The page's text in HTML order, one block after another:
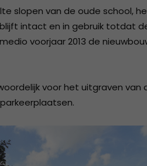
slopen van de oude school,
intact en in gebruik totdat
voorjaar 2013 de
voor het uitgraven